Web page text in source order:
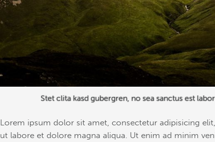
Stet clita kasd gubergren, no sea sanctus est
Lorem ipsum dolor sit amet, consectetur adipisicing
ut labore et dolore magna aliqua. Ut enim ad minim